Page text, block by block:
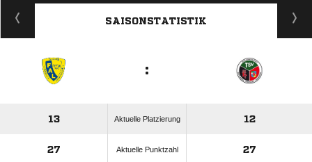
SAISONSTATISTIK
:
13 Aktuelle Platzierung 12
27 Aktuelle Punktzahl 27